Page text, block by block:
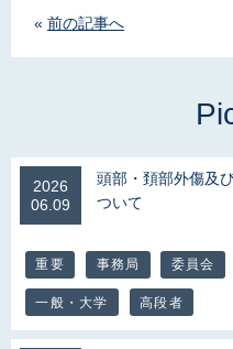
« 前の記事へ
2026
06.09
頭部・頚部外傷及
ついて
重要 事務局 委員会
一般・大学 高段者